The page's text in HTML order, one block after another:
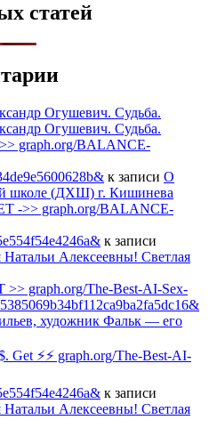
статей
Огушевич. Судьба.
Огушевич. Судьба.
graph.org/BALANCE-
к записи О
школе (ДХШ) г. Кишинева
->> graph.org/BALANCE-
к записи
Алексеевны! Светлая
>> graph.org/The-Best-AI-Sex-
художник Фальк — его
Get ⚡⚡ graph.org/The-Best-AI-
к записи
Алексеевны! Светлая